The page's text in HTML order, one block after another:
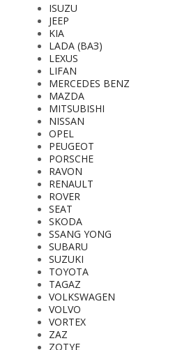
ISUZU
JEEP
KIA
LADA (ВАЗ)
LEXUS
LIFAN
MERCEDES BENZ
MAZDA
MITSUBISHI
NISSAN
OPEL
PEUGEOT
PORSCHE
RAVON
RENAULT
ROVER
SEAT
SKODA
SSANG YONG
SUBARU
SUZUKI
TOYOTA
TAGAZ
VOLKSWAGEN
VOLVO
VORTEX
ZAZ
ZOTYE